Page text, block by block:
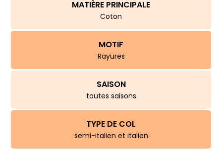
MATIÈRE PRINCIPALE
Coton
MOTIF
Rayures
SAISON
toutes saisons
TYPE DE COL
semi-italien et italien